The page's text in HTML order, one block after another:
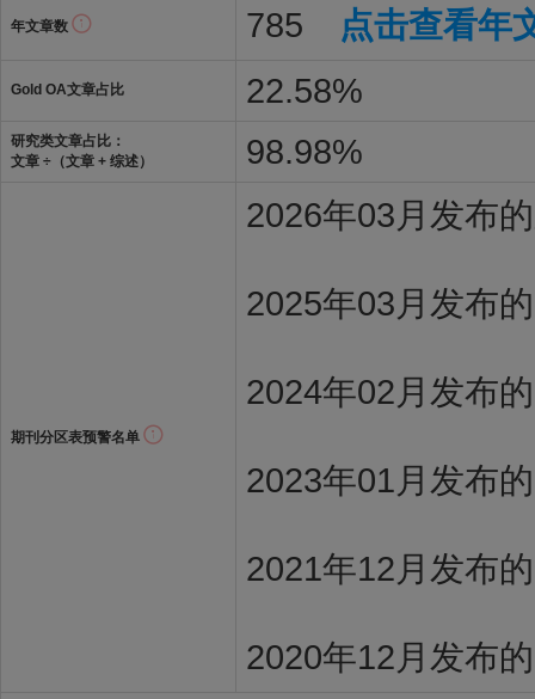
年文章数 785 点击查看年
Gold OA文章占比 22.58%
研究类文章占比：
文章 ÷（文章 + 综述）
98.98%
期刊分区表预警名单
2026年03月发布
2025年03月发布
2024年02月发布
2023年01月发布
2021年12月发布
2020年12月发布